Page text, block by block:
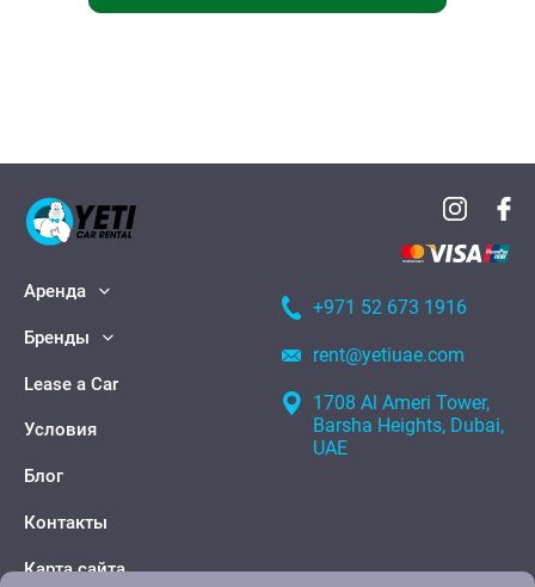
Аренда
Бренды
Lease a Car
Условия
Блог
Контакты
Карта сайта
+971 52 673 1916
rent@yetiuae.com
1708 Al Ameri Tower,
Barsha Heights, Dubai,
UAE